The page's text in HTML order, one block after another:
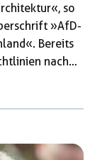
so
»AfD-
Bereits
nach
stammt der